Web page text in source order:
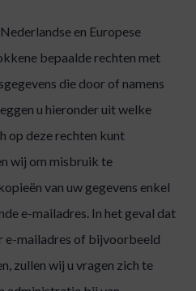
en Europese
bepaalde rechten met
die door of namens
u hieronder uit welke
op deze rechten kunt
wij om misbruik te
van uw gegevens enkel
e-mailadres. In het geval dat
e-mailadres of bijvoorbeeld
zullen wij u vragen zich te